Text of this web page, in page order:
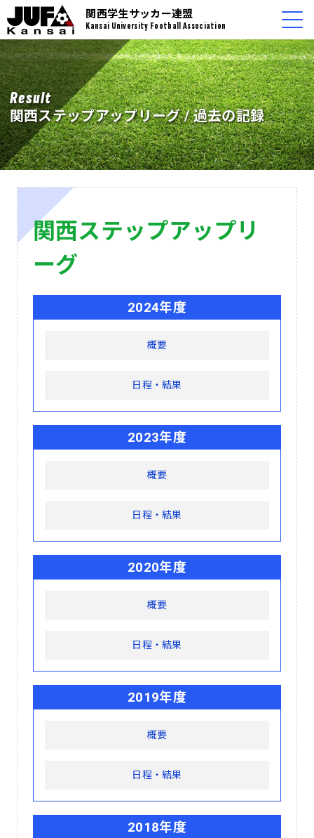
関西学生サッカー連盟
Kansai University Football Association
Result
関西ステップアップリーグ / 過去の記録
関西ステップアップリ
ーグ
2024年度
概要
日程・結果
2023年度
概要
日程・結果
2020年度
概要
日程・結果
2019年度
概要
日程・結果
2018年度